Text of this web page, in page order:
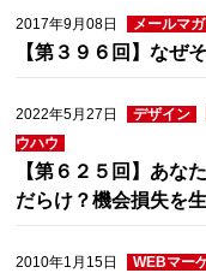
2017年9月08日 メールマ
【第３９６回】なぜ
2022年5月27日 デザイン
ウハウ
【第６２５回】あな
だらけ？機会損失を
2010年1月15日 WEBマー